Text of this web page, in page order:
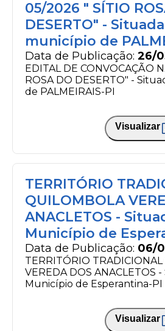
05/2026 " SÍTIO
DESERTO" -
município de
Data de Publicação: 26/
EDITAL DE CONVOCAÇÃO
ROSA DO DESERTO" -
de PALMEIRAIS-PI
Visualizar
TERRITÓRIO
QUILOMBOLA
ANACLETOS -
Município de
Data de Publicação: 06/
TERRITÓRIO
VEREDA DOS ANACLETOS
Município de Esperantina-PI
Visualizar